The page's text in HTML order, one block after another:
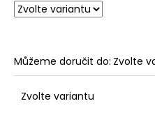
Můžeme doručit do: Zvolte
Zvolte variantu